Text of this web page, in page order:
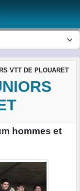
VTT DE PLOUARET
hommes et